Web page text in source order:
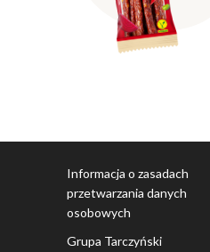
Informacja o zasadach
przetwarzania danych
osobowych
Grupa Tarczyński